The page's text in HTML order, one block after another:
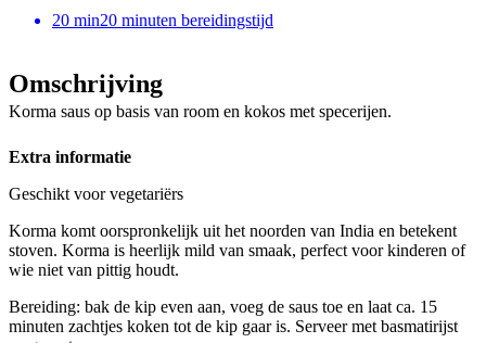
20 min20 minuten bereidingstijd
Omschrijving
Korma saus op basis van room en kokos met specerijen.
Extra informatie
Geschikt voor vegetariërs
Korma komt oorspronkelijk uit het noorden van India en betekent
stoven. Korma is heerlijk mild van smaak, perfect voor kinderen of
wie niet van pittig houdt.
Bereiding: bak de kip even aan, voeg de saus toe en laat ca. 15
minuten zachtjes koken tot de kip gaar is. Serveer met basmatirijst